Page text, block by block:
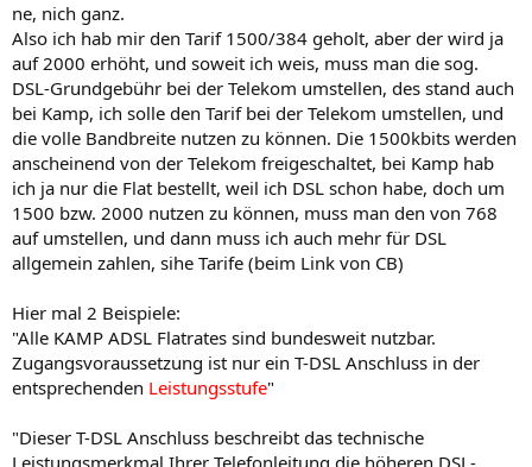
ne, nich ganz.
Also ich hab mir den Tarif 1500/384 geholt, aber der wird ja
auf 2000 erhöht, und soweit ich weis, muss man die sog.
DSL-Grundgebühr bei der Telekom umstellen, des stand auch
bei Kamp, ich solle den Tarif bei der Telekom umstellen, und
die volle Bandbreite nutzen zu können. Die 1500kbits werden
anscheinend von der Telekom freigeschaltet, bei Kamp hab
ich ja nur die Flat bestellt, weil ich DSL schon habe, doch um
1500 bzw. 2000 nutzen zu können, muss man den von 768
auf umstellen, und dann muss ich auch mehr für DSL
allgemein zahlen, sihe Tarife (beim Link von CB)
Hier mal 2 Beispiele:
"Alle KAMP ADSL Flatrates sind bundesweit nutzbar.
Zugangsvoraussetzung ist nur ein T-DSL Anschluss in der
entsprechenden Leistungsstufe"
"Dieser T-DSL Anschluss beschreibt das technische
Leistungsmerkmal Ihrer Telefonleitung die höheren DSL-